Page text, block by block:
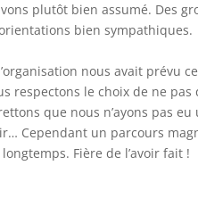
plutôt bien assumé. Des
bien sympathiques.
nous avait prévu
respectons le choix de ne
que nous n’ayons pas
Cependant un parcours
Fière de l’avoir fait !